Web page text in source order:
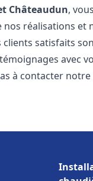
Châteaudun,
réalisations et
clients satisfaits
avec
à contacter